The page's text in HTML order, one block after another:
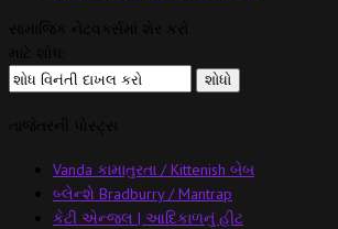
Vanda કામાતુરતા / Kittenish બેબ
બ્લેન્શે Bradburry / Mantrap
કેટી એન્જલ | આદિકાળનું હીટ